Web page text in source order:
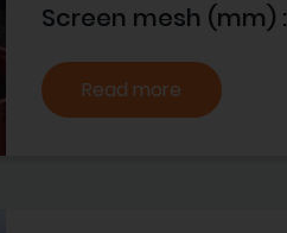
Screen mesh (mm) :
Read more